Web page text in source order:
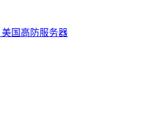
美国高防服务器